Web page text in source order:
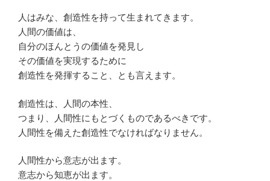
人はみな、創造性を持って生まれてきます。
人間の価値は、
自分のほんとうの価値を発見し
その価値を実現するために
創造性を発揮すること、とも言えます。
創造性は、人間の本性、
つまり、人間性にもとづくものであるべきです。
人間性を備えた創造性でなければなりません。
人間性から意志が出ます。
意志から知恵が出ます。